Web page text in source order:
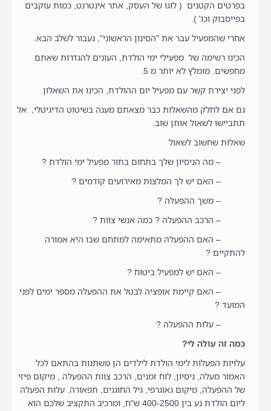
בפרטים הקטנים ( לוגו של העסק, אתר אינטרנט, כמות עוקבים
בפייסבוק וכו' ).
אחרי שהמפעיל עבר את "הסינון הראשוני", נעבור לשלב הבא.
הכינו רשימה של מפעילי ימי הולדת, העונים להגדרות שאתם
מחפשים. מומלץ לא יותר מ 5.
לפני יצירת קשר עם מפעיל יום ההולדת, הכינו את השאלון.
גם אם לחלק מהשאלות כבר מצאתם מענה בשיטוט הדיגיטלי, אל
תתביישו לשאול אותן שוב.
שאלות שחשוב לשאול
– מה הניסיון שלך בתחום בתור מפעיל ימי הולדת ?
– האם יש לך המלצות מאירועים קודמים ?
– משך ההפעלה ?
– הרכב ההפעלה ? כמה אנשי צוות ?
– האם ההפעלה מתאימה למתחם שבו היא אמורה
להתקיים ?
– האם יש למפעיל ביטוח ?
– האם קיימת אופציה לבטל את ההפעלה מספר ימים לפני
המועד ?
– עלות ההפעלה ?
כמה זה עולה לי?
עלויות הפעלות לימי הולדת לילדים הן משתנות בהתאם לכל
האמור מעלה, ניסיון, לוח זמנים, הרכב צוות ההפעלה , מיקום פיזי
של ההפעלה, מיקום גאוגרפי, גיל החוגגים, תפאורה. עלות הפעלה
ליום הולדת נע בין 400-2500 ש"ח, ומרכיב התקציב שלכם הוא